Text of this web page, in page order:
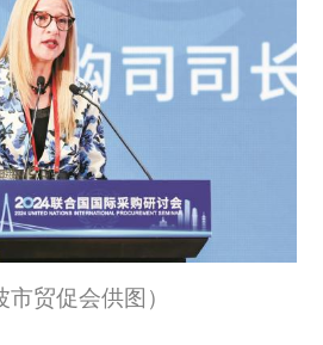
市贸促会供图）